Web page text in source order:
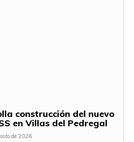
construcción del nuevo
en Villas del Pedregal
de 2026